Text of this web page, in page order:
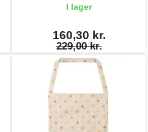
I lager
160,30 kr.
229,00 kr.